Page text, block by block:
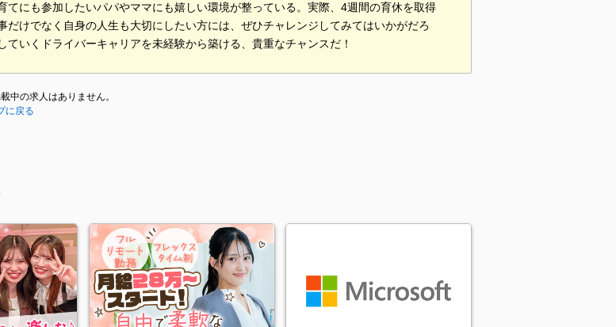
てにも参加したいパパやママにも嬉しい環境が整っている。実際、4週間の育休を取得
だけでなく自身の人生も大切にしたい方には、ぜひチャレンジしてみてはいかがだろ
ていくドライバーキャリアを未経験から築ける、貴重なチャンスだ！
中の求人はありません。
に戻る